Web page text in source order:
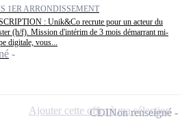
1ER ARRONDISSEMENT
: Unik&Co recrute pour un acteur du
(h/f). Mission d'intérim de 3 mois démarrant mi-
digitale, vous...
CDINon renseigné
Ajouter cette offre à ma sélection